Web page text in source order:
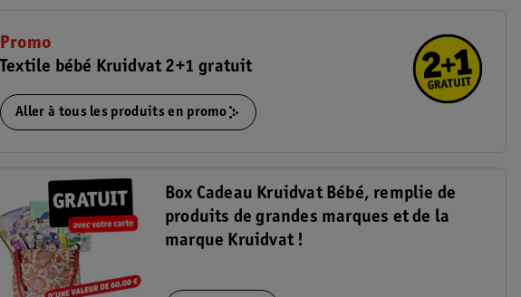
Promo
Textile bébé Kruidvat 2+1 gratuit
Aller à tous les produits en promo
Box Cadeau Kruidvat Bébé, remplie de
produits de grandes marques et de la
marque Kruidvat !